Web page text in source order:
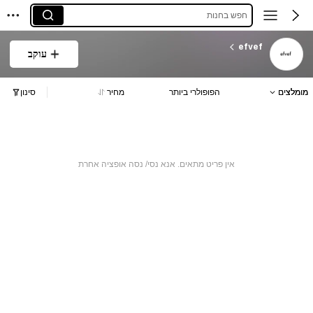
חפש בחנות
efvef
עוקב
מומלצים הפופולרי ביותר מחיר סינון
אין פריט מתאים. אנא נסי/ נסה אופציה אחרת